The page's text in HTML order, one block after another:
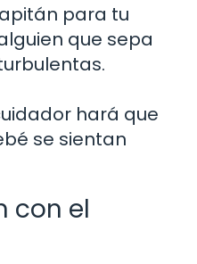
para tu
que sepa
hará que
se sientan
con el